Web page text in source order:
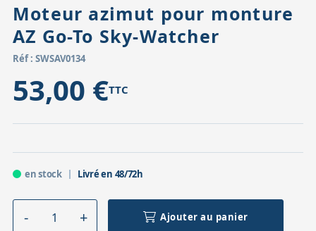
Moteur azimut pour monture
AZ Go-To Sky-Watcher
Réf : SWSAV0134
53,00 €TTC
en stock Livré en 48/72h
Ajouter au panier